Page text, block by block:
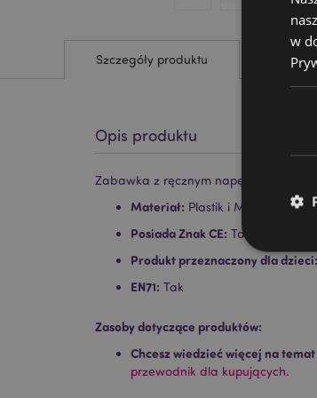
Szczegóły produktu
Opis produktu
Zabawka z ręcznym napędem 'Super
Materiał: Plastik i Metal
Posiada Znak CE: Tak
Produkt przeznaczony dla dzieci:
EN71: Tak
Zasoby dotyczące produktów:
Chcesz wiedzieć więcej na
przewodnik dla kupujących.
w